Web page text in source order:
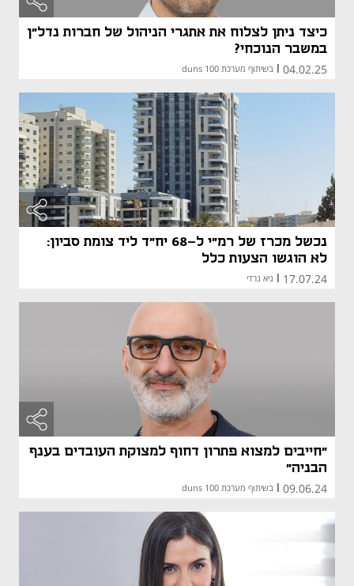
כיצד ניתן לצלוח את אתגרי הניהול של חברות נדל"ן
במשבר הנוכחי?
04.02.25 בשיתוף מערכת duns 100
נכשל מכרז של רמ"י ל-68 יח"ד ליד צומת סביון:
לא הוגשו הצעות כלל
17.07.24 גיא נרדי
"חייבים למצוא פתרון דחוף למצוקת העובדים בענף
הבניה"
09.06.24 בשיתוף מערכת duns 100